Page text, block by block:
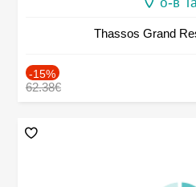
Thassos Grand
-15%
62.38€